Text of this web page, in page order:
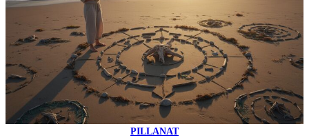
PILLANAT